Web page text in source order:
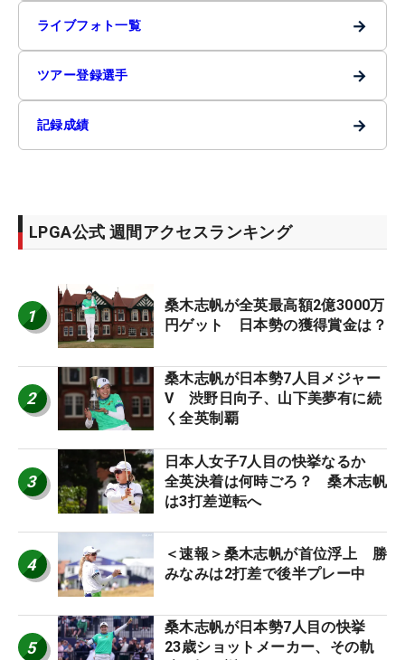
ライブフォト一覧 →
ツアー登録選手 →
記録成績 →
LPGA公式 週間アクセスランキング
1
桑木志帆が全英最高額2億3000万
円ゲット 日本勢の獲得賞金は？
2
桑木志帆が日本勢7人目メジャー
V 渋野日向子、山下美夢有に続
く全英制覇
3
日本人女子7人目の快挙なるか
全英決着は何時ごろ？ 桑木志帆
は3打差逆転へ
4
＜速報＞桑木志帆が首位浮上 勝
みなみは2打差で後半プレー中
5
桑木志帆が日本勢7人目の快挙
23歳ショットメーカー、その軌